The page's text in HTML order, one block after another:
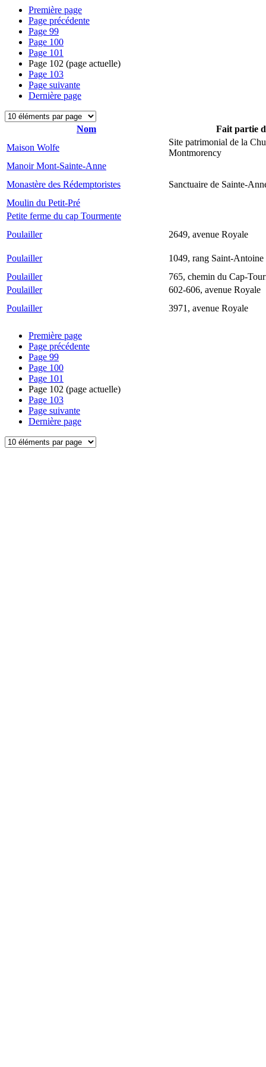
Première page
Page précédente
Page 99
Page 100
Page 101
Page 102 (page actuelle)
Page 103
Page suivante
Dernière page
Nom
Fait partie
Maison Wolfe
Site patrimonial de la
Montmorency
Manoir Mont-Sainte-Anne
Monastère des Rédemptoristes
Sanctuaire de Sainte-
Moulin du Petit-Pré
Petite ferme du cap Tourmente
Poulailler
2649, avenue Royale
Poulailler
1049, rang Saint-Antoine
Poulailler
765, chemin du Cap-
Poulailler
602-606, avenue Royale
Poulailler
3971, avenue Royale
Première page
Page précédente
Page 99
Page 100
Page 101
Page 102 (page actuelle)
Page 103
Page suivante
Dernière page